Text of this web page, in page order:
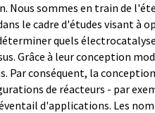
Nous sommes en train de
le cadre d'études visant à
quels
Grâce à leur conception
Par conséquent, la
de réacteurs - par
d'applications. Les